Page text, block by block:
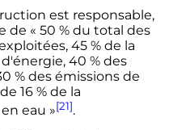
est responsable,
de « 50 % du total des
45 % de la
40 % des
% des émissions de
16 % de la
eau »[21].